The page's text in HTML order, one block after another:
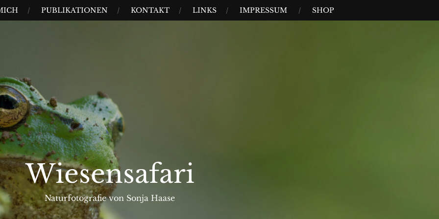
PUBLIKATIONEN KONTAKT LINKS IMPRESSUM SHOP
Wiesensafari
Naturfotografie von Sonja Haase